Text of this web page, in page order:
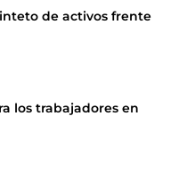
de activos frente
los trabajadores en